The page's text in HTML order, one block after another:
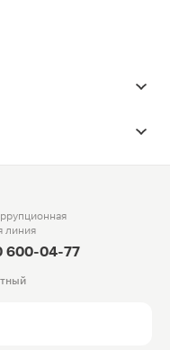
линия
600-04-77